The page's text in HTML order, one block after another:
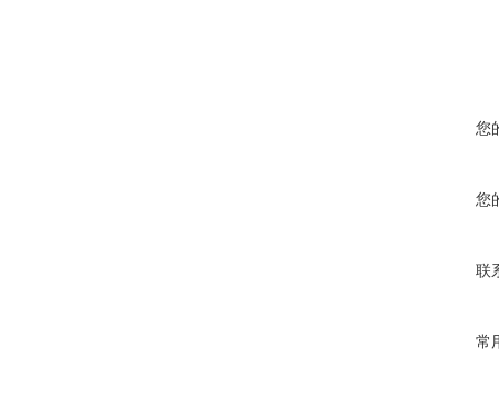
您
您
联
常